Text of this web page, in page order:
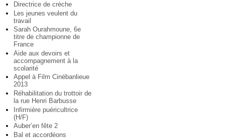
Directrice de crèche
Les jeunes veulent du
travail
Sarah Ourahmoune, 6e
titre de championne de
France
Aide aux devoirs et
accompagnement à la
scolarité
Appel à Film Cinébanlieue
2013
Réhabilitation du trottoir de
la rue Henri Barbusse
Infirmière puéricultrice
(H/F)
Auber’en fête 2
Bal et accordéons